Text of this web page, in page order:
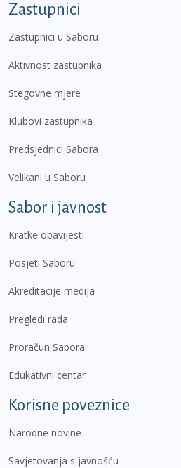
Zastupnici
Zastupnici u Saboru
Aktivnost zastupnika
Stegovne mjere
Klubovi zastupnika
Predsjednici Sabora
Velikani u Saboru
Sabor i javnost
Kratke obavijesti
Posjeti Saboru
Akreditacije medija
Pregledi rada
Proračun Sabora
Edukativni centar
Korisne poveznice
Narodne novine
Savjetovanja s javnošću